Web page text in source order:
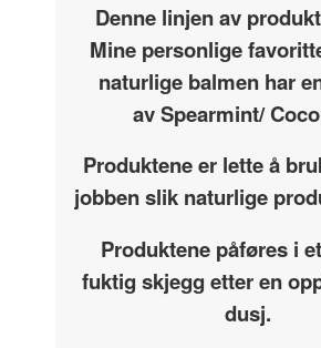
Denne linjen av
Mine personlige
naturlige balmen har
av Spearmint/
Produktene er lette å
jobben slik naturlige
Produktene påføres i
fuktig skjegg etter en
dusj.